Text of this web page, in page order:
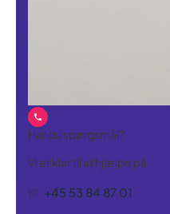
Har du spørgsmål?
Vi er klar til at hjælpe på
tlf. +45 53 84 87 01